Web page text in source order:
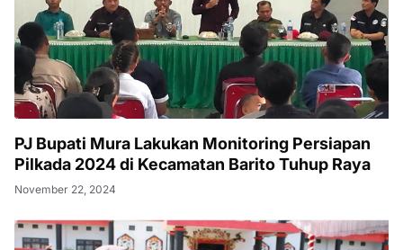
PJ Bupati Mura Lakukan Monitoring Persiapan
Pilkada 2024 di Kecamatan Barito Tuhup Raya
November 22, 2024